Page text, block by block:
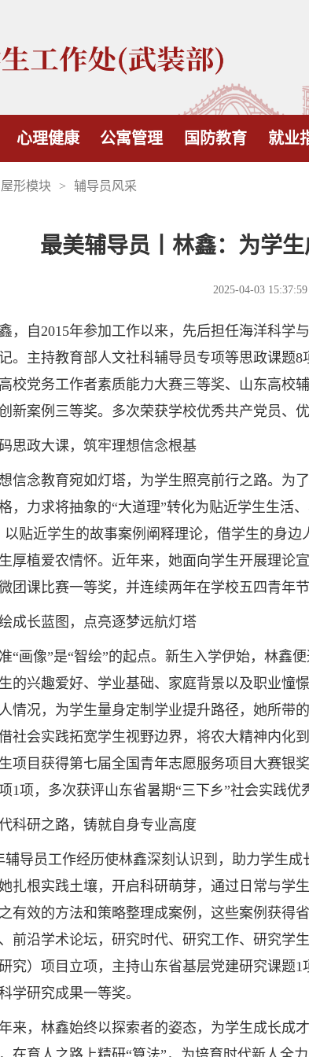
心理健康 公寓管理 国防教育 就业
屋形模块 > 辅导员风采
最美辅导员丨林鑫：为学生
2025-04-03 15:37:59
自2015年参加工作以来，先后担任海洋科学
。主持教育部人文社科辅导员专项等思政课题
校党务工作者素质能力大赛三等奖、山东高校
新案例三等奖。多次荣获学校优秀共产党员、优
政大课，筑牢理想信念根基
念教育宛如灯塔，为学生照亮前行之路。为了
，力求将抽象的“大道理”转化为贴近学生生活
以贴近学生的故事案例阐释理论，借学生的身
厚植爱农情怀。近年来，她面向学生开展理论
团课比赛一等奖，并连续两年在学校五四青年
长蓝图，点亮逐梦远航灯塔
像”是“智绘”的起点。新生入学伊始，林鑫
生的兴趣爱好、学业基础、家庭背景以及职业憧
情况，为学生量身定制学业提升路径，她所带
社会实践拓宽学生视野边界，将农大精神内化
项目获得第七届全国青年志愿服务项目大赛银
1项，多次获评山东省暑期“三下乡”社会实践优
研之路，铸就自身专业高度
员工作经历使林鑫深刻认识到，助力学生成
扎根实践土壤，开启科研萌芽，通过日常与学
有效的方法和策略整理成案例，这些案例获得
前沿学术论坛，研究时代、研究工作、研究学
究）项目立项，主持山东省基层党建研究课题
学研究成果一等奖。
，林鑫始终以探索者的姿态，为学生成长成才